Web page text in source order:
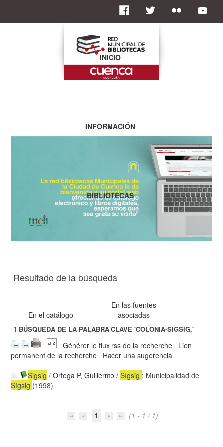
Resultado de la búsqueda
En el catálogo
En las fuentes
asociadas
1 BÚSQUEDA DE LA PALABRA CLAVE'COLONIA-SIGSIG,'
Générer le flux rss de la recherche
Lien
permanent de la recherche
Hacer una sugerencia
Sigsig /Ortega P, Guillermo /Sígsig : Municipalidad de
Sígsig (1998)
1 (1 - 1 / 1)
INICIO
INFORMACIÓN
BIBLIOTECAS